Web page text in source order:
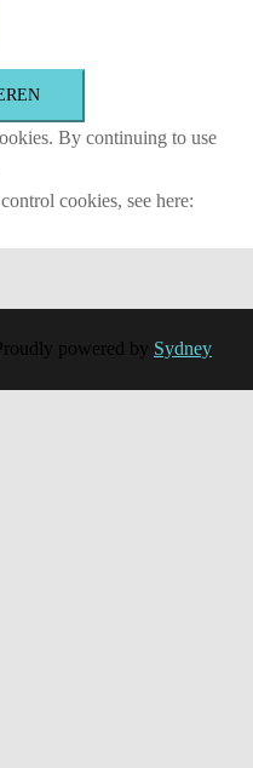
By continuing to use
cookies, see here:
powered by Sydney